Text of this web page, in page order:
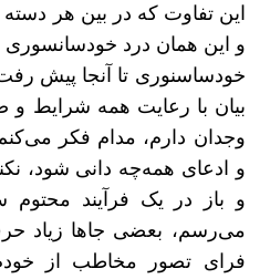
این تفاوت که در بین هر
و این همان درد
خودساسنوری تا آنجا پیش
بیان با رعایت همه شرایط
وجدان دارم، مدام فکر
و ادعای همه‌چه دانی شود،
و باز در یک فرآیند
می‌رسم، بعضی جاها زیاد
فرای تصور مخاطب از